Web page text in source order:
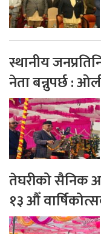
स्थानीय
नेता बन्नुपर्छ :
तेघरीको सैनिक
१३ औँ